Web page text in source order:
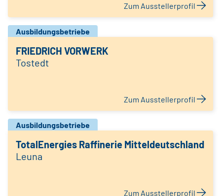
Zum Ausstellerprofil
Ausbildungsbetriebe
FRIEDRICH VORWERK
Tostedt
Zum Ausstellerprofil
Ausbildungsbetriebe
TotalEnergies Raffinerie Mitteldeutschland
Leuna
Zum Ausstellerprofil